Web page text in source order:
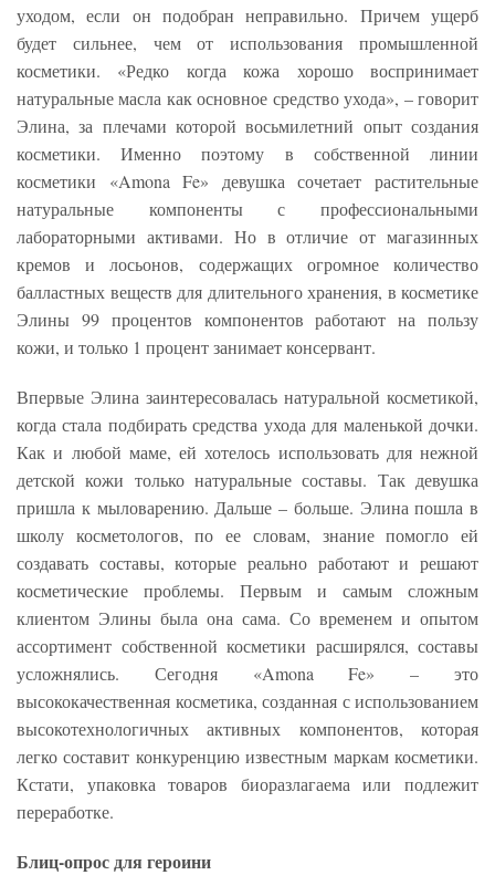
уходом, если он подобран неправильно. Причем ущерб
будет сильнее, чем от использования промышленной
косметики. «Редко когда кожа хорошо воспринимает
натуральные масла как основное средство ухода», – говорит
Элина, за плечами которой восьмилетний опыт создания
косметики. Именно поэтому в собственной линии
косметики «Amona Fe» девушка сочетает растительные
натуральные компоненты с профессиональными
лабораторными активами. Но в отличие от магазинных
кремов и лосьонов, содержащих огромное количество
балластных веществ для длительного хранения, в косметике
Элины 99 процентов компонентов работают на пользу
кожи, и только 1 процент занимает консервант.
Впервые Элина заинтересовалась натуральной косметикой,
когда стала подбирать средства ухода для маленькой дочки.
Как и любой маме, ей хотелось использовать для нежной
детской кожи только натуральные составы. Так девушка
пришла к мыловарению. Дальше – больше. Элина пошла в
школу косметологов, по ее словам, знание помогло ей
создавать составы, которые реально работают и решают
косметические проблемы. Первым и самым сложным
клиентом Элины была она сама. Со временем и опытом
ассортимент собственной косметики расширялся, составы
усложнялись. Сегодня «Amona Fe» – это
высококачественная косметика, созданная с использованием
высокотехнологичных активных компонентов, которая
легко составит конкуренцию известным маркам косметики.
Кстати, упаковка товаров биоразлагаема или подлежит
переработке.
Блиц-опрос для героини